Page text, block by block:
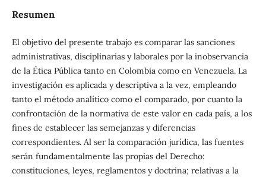
Resumen
El objetivo del presente trabajo es comparar las sanciones
administrativas, disciplinarias y laborales por la inobservancia
de la Ética Pública tanto en Colombia como en Venezuela. La
investigación es aplicada y descriptiva a la vez, empleando
tanto el método analítico como el comparado, por cuanto la
confrontación de la normativa de este valor en cada país, a los
fines de establecer las semejanzas y diferencias
correspondientes. Al ser la comparación jurídica, las fuentes
serán fundamentalmente las propias del Derecho:
constituciones, leyes, reglamentos y doctrina; relativas a la